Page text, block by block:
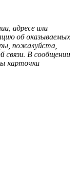
адресе или
об оказываемых
пожалуйста,
связи. В сообщении
карточки